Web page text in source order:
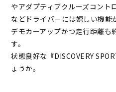
やアダプティブクルーズコント
などドライバーには嬉しい機能
デモカーアップかつ走行距離
す。
状態良好な『DISCOVERY
ょうか。